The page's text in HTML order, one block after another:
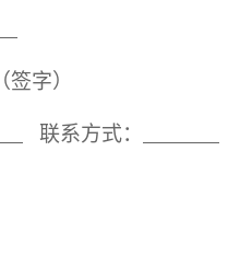
（签字）
联系方式：